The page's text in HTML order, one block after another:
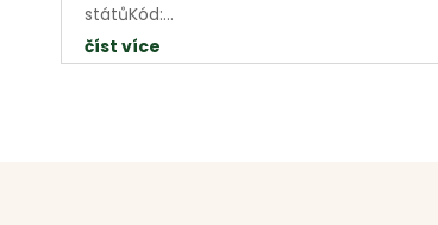
státůKód:...
číst více